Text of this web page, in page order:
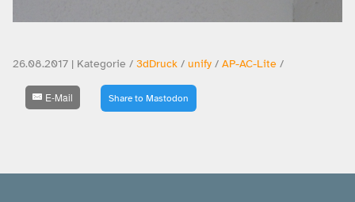
26.08.2017 | Kategorie / 3dDruck / unify / AP-AC-Lite /
E-Mail Share to Mastodon